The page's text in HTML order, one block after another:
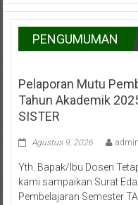
PENGUMUMAN
Pelaporan Mutu
Tahun Akademik
SISTER
Agustus 9, 2026 admin
Yth. Bapak/Ibu Dosen
kami sampaikan Surat
Pembelajaran Semester